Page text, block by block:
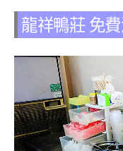
龍祥鴨莊 免